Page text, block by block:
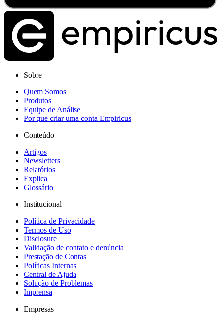
Sobre
Quem Somos
Produtos
Equipe de Análise
Por que criar uma conta Empiricus
Conteúdo
Artigos
Newsletters
Relatórios
Explica
Glossário
Institucional
Política de Privacidade
Termos de Uso
Disclosure
Validação de contato e denúncia
Prestação de Contas
Políticas Internas
Central de Ajuda
Solução de Problemas
Imprensa
Empresas